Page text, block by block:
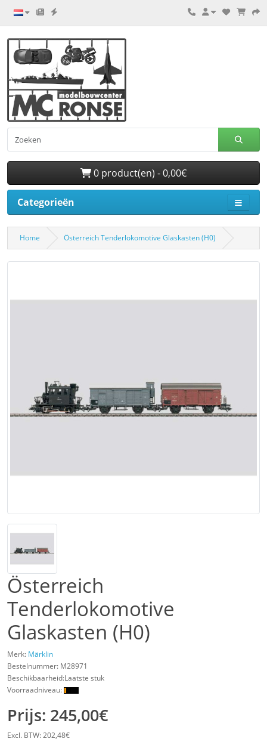
0 product(en) - 0,00€
Categorieën
Home Österreich Tenderlokomotive Glaskasten (H0)
Österreich
Tenderlokomotive
Glaskasten (H0)
Merk: Märklin
Bestelnummer: M28971
Beschikbaarheid:Laatste stuk
Voorraadniveau:
Prijs: 245,00€
Excl. BTW: 202,48€